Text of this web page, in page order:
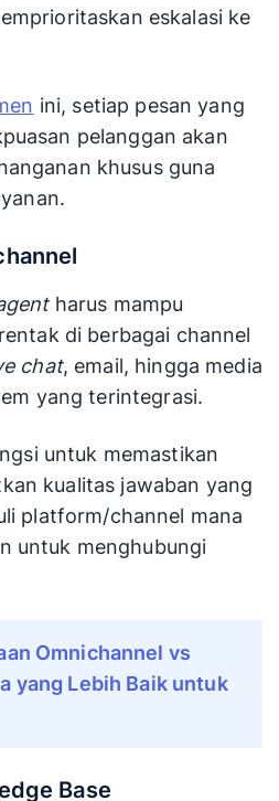
eskalasi ke
ini, setiap pesan yang
pelanggan akan
khusus guna
harus mampu
di berbagai channel
chat, email, hingga media
yang terintegrasi.
untuk memastikan
kualitas jawaban yang
platform/channel mana
untuk menghubungi
Omnichannel vs
yang Lebih Baik untuk
Base